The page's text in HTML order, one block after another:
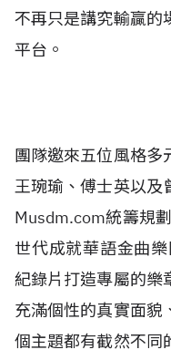
不再只是講究輸贏的
平台。
團隊邀來五位風格多
王琬瑜、傅士英以及
Musdm.com統籌規
世代成就華語金曲
紀錄片打造專屬的樂
充滿個性的真實面貌
個主題都有截然不同